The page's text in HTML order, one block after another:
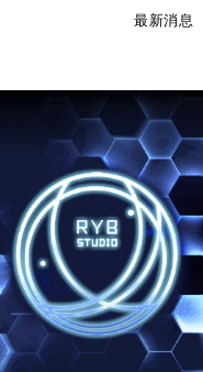
最新消息